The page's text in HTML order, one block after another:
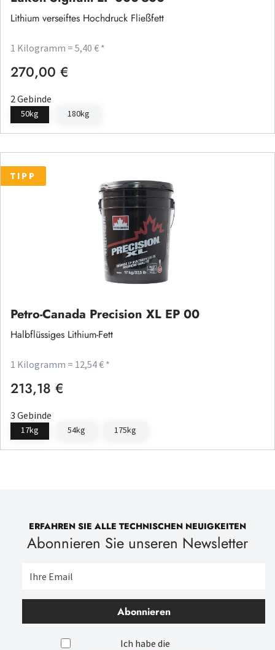
Lithium verseiftes Hochdruck Fließfett
1 Kilogramm = 5,40 € *
Regulärer Preis:
270,00 €
2 Gebinde
50kg 180kg
TIPP
Petro-Canada Precision XL EP 00
Halbflüssiges Lithium-Fett
1 Kilogramm = 12,54 € *
Regulärer Preis:
213,18 €
3 Gebinde
17kg 54kg 175kg
ERFAHREN SIE ALLE TECHNISCHEN NEUIGKEITEN
Abonnieren Sie unseren Newsletter
Abonnieren
Ich habe die